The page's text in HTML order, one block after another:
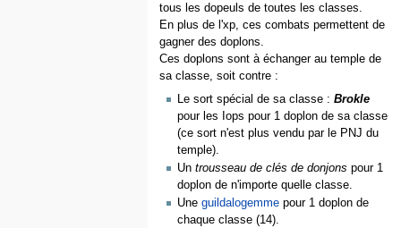
tous les dopeuls de toutes les classes.
En plus de l'xp, ces combats permettent de
gagner des doplons.
Ces doplons sont à échanger au temple de
sa classe, soit contre :
Le sort spécial de sa classe :Brokle
pour les Iops pour 1 doplon de sa classe
(ce sort n'est plus vendu par le PNJ du
temple).
Untrousseau de clés de donjons pour 1
doplon de n'importe quelle classe.
Uneguildalogemme pour 1 doplon de
chaque classe (14).